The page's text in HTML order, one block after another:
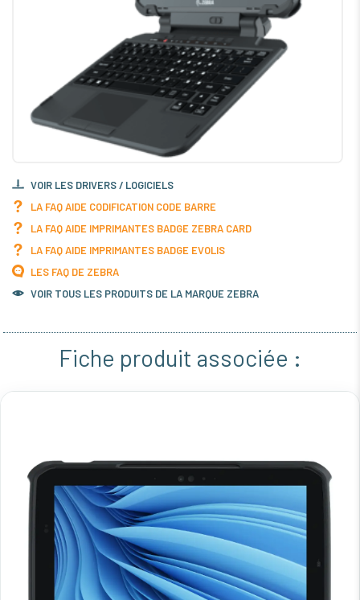
VOIR LES DRIVERS / LOGICIELS
LA FAQ AIDE CODIFICATION CODE BARRE
LA FAQ AIDE IMPRIMANTES BADGE ZEBRA CARD
LA FAQ AIDE IMPRIMANTES BADGE EVOLIS
LES FAQ DE ZEBRA
VOIR TOUS LES PRODUITS DE LA MARQUE ZEBRA
Fiche produit associée :